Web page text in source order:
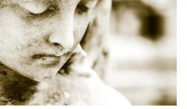
van den Eerenbeemt